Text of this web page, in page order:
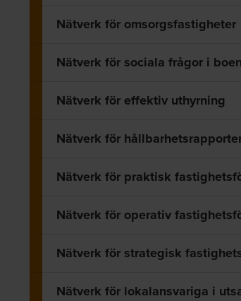
Nätverk för omsorgsfastigheter
Nätverk för sociala frågor i
Nätverk för effektiv uthyrning
Nätverk för
Nätverk för praktisk
Nätverk för operativ
Nätverk för strategisk
Nätverk för lokalansvariga i